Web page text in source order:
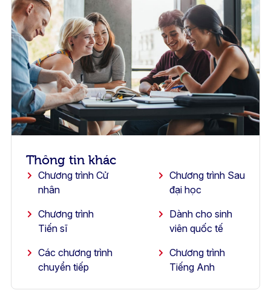
Thông tin khác
Chương trình Cử
nhân
Chương trình Sau
đại học
Chương trình
Tiến sĩ
Dành cho sinh
viên quốc tế
Các chương trình
chuyển tiếp
Chương trình
Tiếng Anh